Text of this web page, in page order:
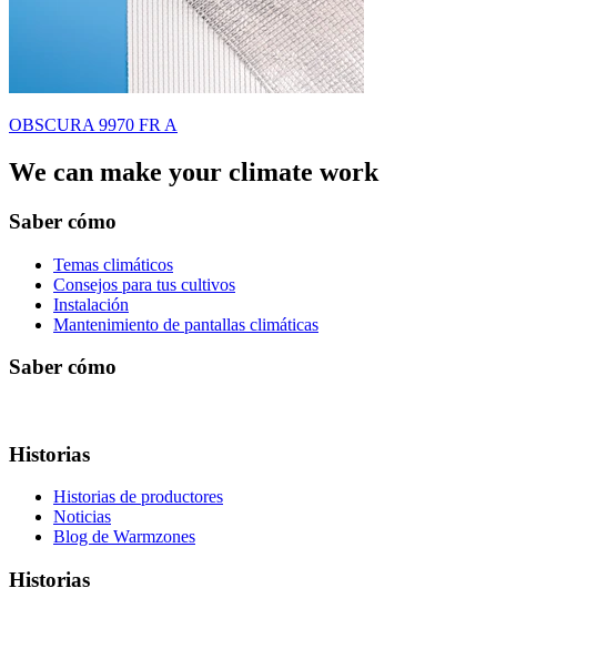
OBSCURA 9970 FR A
We can make your climate work
Saber cómo
Temas climáticos
Consejos para tus cultivos
Instalación
Mantenimiento de pantallas climáticas
Saber cómo
Historias
Historias de productores
Noticias
Blog de Warmzones
Historias